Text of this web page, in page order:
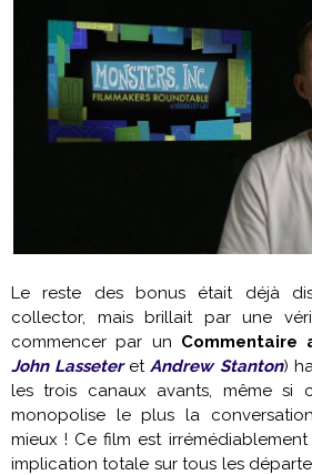
Le reste des bonus était déjà
collector, mais brillait par une
commencer par un Commentaire
John LasseteretAndrew Stanton)
les trois canaux avants, même si
monopolise le plus la
mieux ! Ce film est
implication totale sur tous les